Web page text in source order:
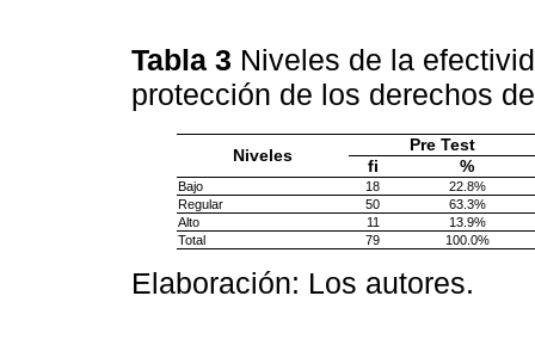
Tabla 3 Niveles de la
protección de los derechos
Niveles
Pre Test
fi
%
Bajo 18
22.8%
Regular
50
63.3%
Alto
11
13.9%
Total
79 100.0%
Elaboración: Los autores.